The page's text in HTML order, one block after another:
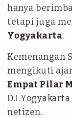
hanya
tetapi juga
Yogyakarta.
Kemenangan
mengikuti
Empat Pilar
netizen.